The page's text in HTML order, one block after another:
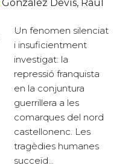
González Devís, Raül
Un fenomen silenciat
i insuficientment
investigat: la
repressió franquista
en la conjuntura
guerrillera a les
comarques del nord
castellonenc. Les
tragèdies humanes
succeïd...